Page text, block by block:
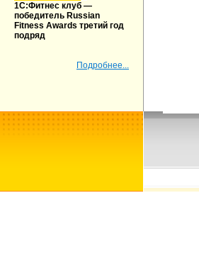
1С:Фитнес клуб —
победитель Russian
Fitness Awards третий год
подряд
Подробнее...